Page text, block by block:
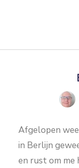
Afgelopen
in Berlijn
en rust om me